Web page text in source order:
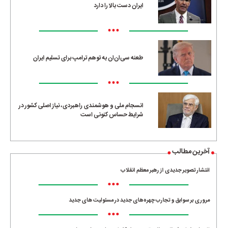
ایران دست بالا را دارد
•••
طعنه سی‌ان‌ان به توهم ترامپ برای تسلیم ایران
•••
انسجام ملی و هوشمندی راهبردی، نیاز اصلی کشور در
شرایط حساس کنونی است
آخرین مطالب
انتشار تصویر جدیدی از رهبر معظم انقلاب
•••
مروری بر سوابق و تجارب چهره‌های جدید در مسئولیت‌ های جدید
•••